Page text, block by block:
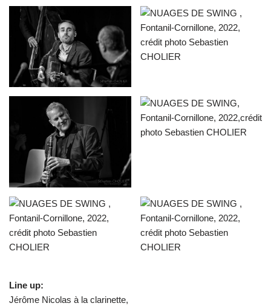
Line up:
Jérôme Nicolas à la clarinette,